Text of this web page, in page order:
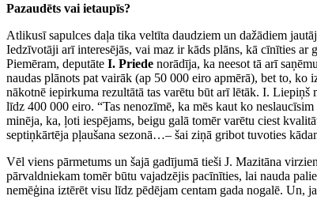
Pazaudēts vai ietaupīs?
Atlikusī sapulces daļa tika veltīta daudziem un dažādiem
Iedzīvotāji arī interesējās, vai maz ir kāds plāns, kā cīnīties ar
Piemēram, deputāte I. Priede norādīja, ka neesot tā arī
naudas plānots pat vairāk (ap 50 000 eiro apmērā), bet to,
nākotnē iepirkuma rezultātā tas varētu būt arī lētāk. I.
līdz 400 000 eiro. “Tas nenozīmē, ka mēs kaut ko
minēja, ka, ļoti iespējams, beigu galā tomēr varētu ciest
septiņkārtēja pļaušana sezonā…– šai ziņā gribot tuvoties
Vēl viens pārmetums un šajā gadījumā tieši J. Mazitāna
pārvaldniekam tomēr būtu vajadzējis pacīnīties, lai nauda
nemēģina iztērēt visu līdz pēdējam centam gada nogalē. Un,